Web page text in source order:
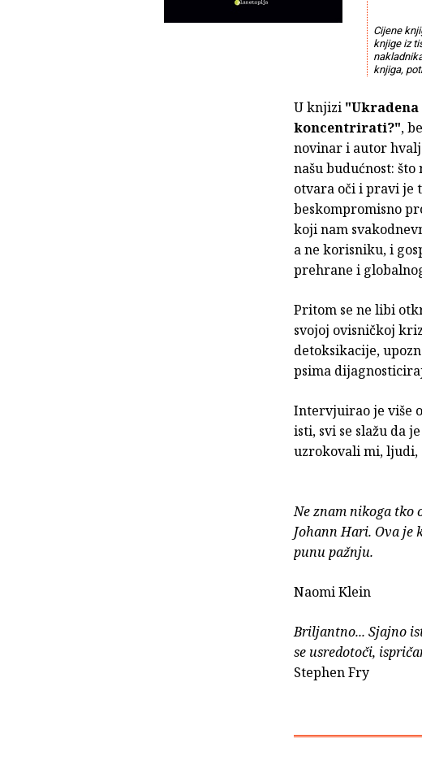
Cijene
knjige iz
knjiga,
U knjizi "Ukradena
koncentrirati?",
novinar i autor
našu budućnost:
otvara oči i pravi je
beskompromisno
koji nam
a ne korisniku, i
prehrane i
Pritom se ne libi
svojoj ovisničkoj
detoksikacije,
psima
Intervjuirao je više
isti, svi se slažu da
uzrokovali mi, ljudi,
Ne znam nikoga tko
Johann Hari. Ova je
punu pažnju.
Naomi Klein
Briljantno... Sjajno
se usredotoči,
Stephen Fry